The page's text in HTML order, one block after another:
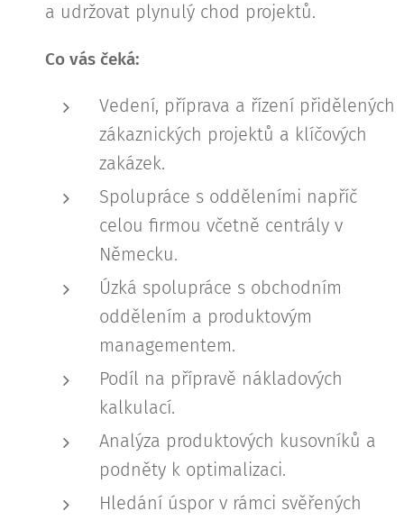
a udržovat plynulý chod projektů.
Co vás čeká:
Vedení, příprava a řízení přidělených
zákaznických projektů a klíčových
zakázek.
Spolupráce s odděleními napříč
celou firmou včetně centrály v
Německu.
Úzká spolupráce s obchodním
oddělením a produktovým
managementem.
Podíl na přípravě nákladových
kalkulací.
Analýza produktových kusovníků a
podněty k optimalizaci.
Hledání úspor v rámci svěřených